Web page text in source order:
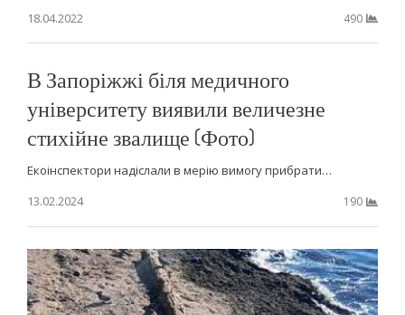
18.04.2022
490
В Запоріжжі біля медичного
університету виявили величезне
стихійне звалище (Фото)
Екоінспектори надіслали в мерію вимогу прибрати…
13.02.2024
190